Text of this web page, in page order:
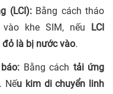
(LCI):Bằng cách tháo
khe SIM, nếu
LCI
đỏ là bị nước vào.
Bằng cách tải ứng
Nếu kim di chuyển linh